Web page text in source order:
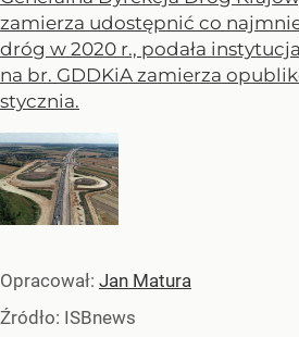
zamierza udostępnić co
dróg w 2020 r., podała
na br. GDDKiA zamierza
stycznia.
Opracował: Jan Matura
Źródło: ISBnews